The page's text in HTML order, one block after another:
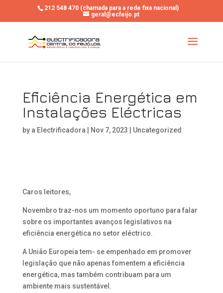
212 548 470 (chamada para a rede fixa nacional)
geral@ecfeijo.pt
Eficiência Energética em
Instalações Eléctricas
by a Electrificadora Nov 7, 2023 Uncategorized
Caros leitores,
Novembro traz-nos um momento oportuno para falar
sobre os importantes avanços legislativos na
eficiência energética no setor eléctrico.
A União Europeia tem- se empenhado em promover
legislação que não apenas fomentem a eficiência
energética, mas também contribuam para um
ambiente mais sustentável.